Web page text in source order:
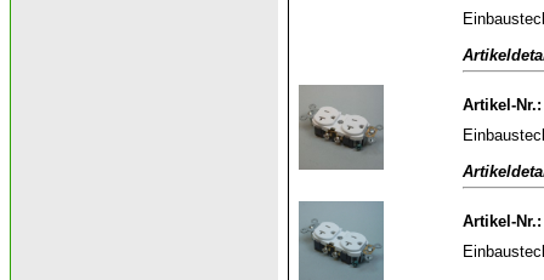
Artikel-Nr.:
Artikel-Nr.: